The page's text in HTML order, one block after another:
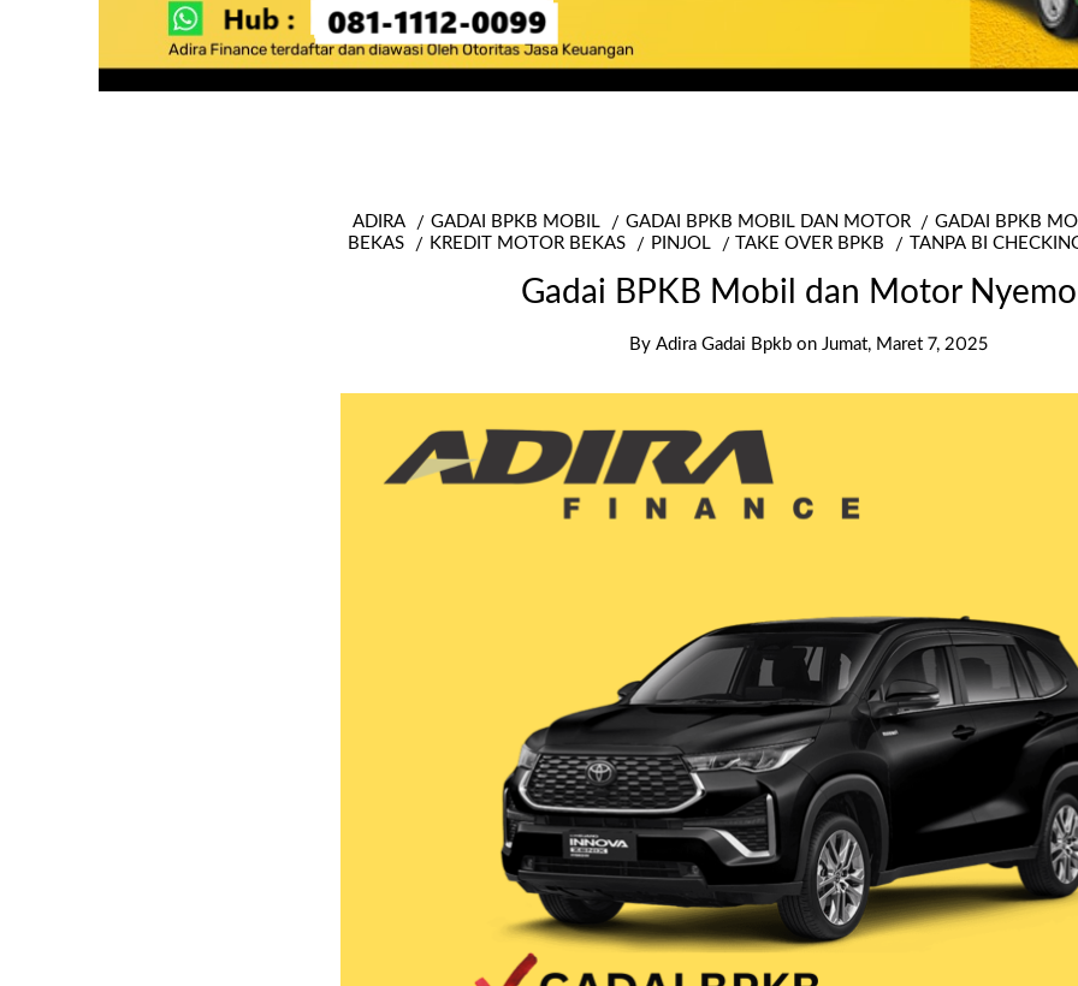
ADIRA GADAI BPKB MOBIL GADAI BPKB MOBIL DAN MOTOR
GADAI BPKB
BEKAS
KREDIT MOTOR BEKAS PINJOL TAKE OVER BPKB TANPA BI
Gadai BPKB Mobil dan Motor
By Adira Gadai Bpkb on Jumat, Maret 7, 2025